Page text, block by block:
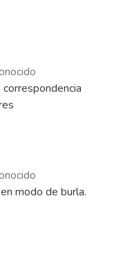
modo de burla.